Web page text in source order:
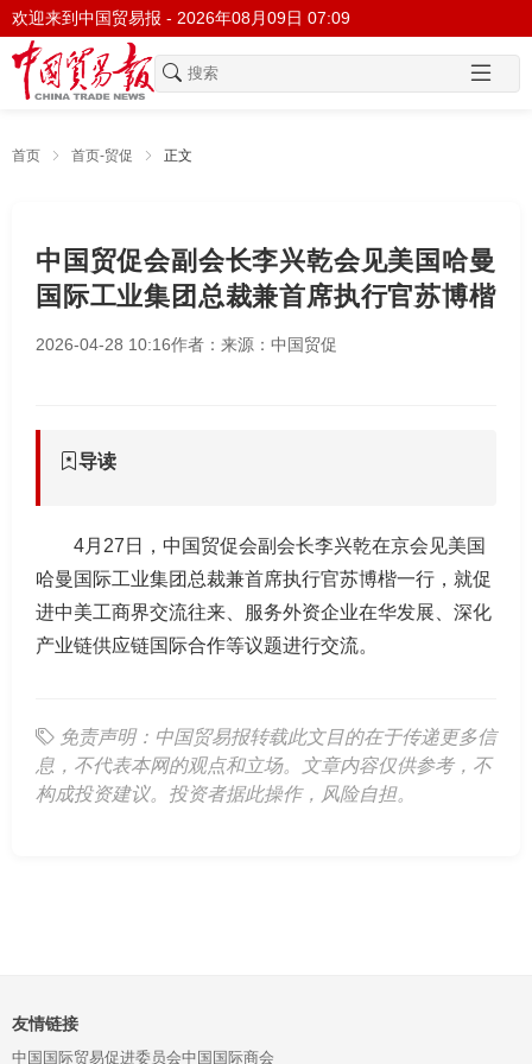
欢迎来到中国贸易报 - 2026年08月09日 07:09
首页 首页-贸促 正文
中国贸促会副会长李兴乾会见美国哈曼
国际工业集团总裁兼首席执行官苏博楷
2026-04-28 10:16作者： 来源：中国贸促
导读
4月27日，中国贸促会副会长李兴乾在京会见美国
哈曼国际工业集团总裁兼首席执行官苏博楷一行，就促
进中美工商界交流往来、服务外资企业在华发展、深化
产业链供应链国际合作等议题进行交流。
免责声明：中国贸易报转载此文目的在于传递更多信
息，不代表本网的观点和立场。文章内容仅供参考，不
构成投资建议。投资者据此操作，风险自担。
友情链接
中国国际贸易促进委员会中国国际商会